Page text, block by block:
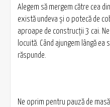
Alegem să mergem către cea
există undeva şi o potecă de
aproape de construcţii 3 cai.
locuită. Când ajungem lângă
răspunde.
Ne oprim pentru pauză de